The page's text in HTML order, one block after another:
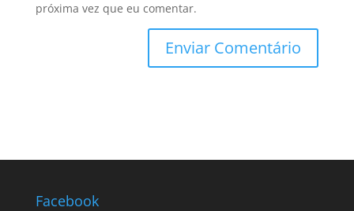
próxima vez que eu comentar.
Facebook